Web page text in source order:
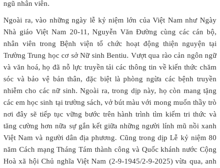
ngũ nhân viên.
Ngoài ra, vào những ngày lễ kỷ niệm lớn của Việt Nam như Ngày
Nhà giáo Việt Nam 20-11, Nguyễn Văn Đường cùng các cán bộ,
nhân viên trong Bệnh viện tổ chức hoạt động thiện nguyện tại
Trường Trung học cơ sở Nữ sinh Bentiu. Vượt qua rào cản ngôn ngữ
và văn hoá, họ đã nỗ lực truyền tải các thông tin về kiến thức chăm
sóc và bảo vệ bản thân, đặc biệt là phòng ngừa các bệnh truyền
nhiễm cho các nữ sinh. Ngoài ra, trong dịp này, họ còn mang tặng
các em học sinh tại trường sách, vở bút màu với mong muốn thầy trò
nơi đây sẽ tiếp tục vững bước trên hành trình tìm kiếm tri thức và
tăng cường hơn nữa sự gắn kết giữa những người lính mũ nồi xanh
Việt Nam và người dân địa phương. Cũng trong dịp Lễ kỷ niệm 80
năm Cách mạng Tháng Tám thành công và Quốc khánh nước Cộng
Hoà xã hội Chủ nghĩa Việt Nam (2-9-1945/2-9-2025) vừa qua, anh